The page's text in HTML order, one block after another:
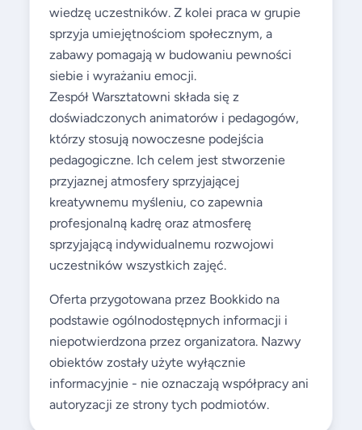
wiedzę uczestników. Z kolei praca w grupie
sprzyja umiejętnościom społecznym, a
zabawy pomagają w budowaniu pewności
siebie i wyrażaniu emocji.
Zespół Warsztatowni składa się z
doświadczonych animatorów i pedagogów,
którzy stosują nowoczesne podejścia
pedagogiczne. Ich celem jest stworzenie
przyjaznej atmosfery sprzyjającej
kreatywnemu myśleniu, co zapewnia
profesjonalną kadrę oraz atmosferę
sprzyjającą indywidualnemu rozwojowi
uczestników wszystkich zajęć.
Oferta przygotowana przez Bookkido na
podstawie ogólnodostępnych informacji i
niepotwierdzona przez organizatora. Nazwy
obiektów zostały użyte wyłącznie
informacyjnie - nie oznaczają współpracy ani
autoryzacji ze strony tych podmiotów.